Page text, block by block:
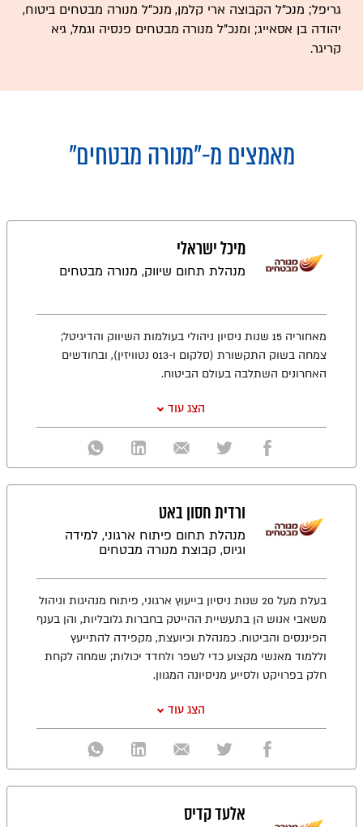
גריפל; מנכ"ל הקבוצה ארי קלמן, מנכ"ל מנורה מבטחים ביטוח,
יהודה בן אסאייג; ומנכ"ל מנורה מבטחים פנסיה וגמל, גיא
קריגר.
מאמצים מ-"מנורה מבטחים"
מיכל ישראלי
מנהלת תחום שיווק, מנורה מבטחים
מאחוריה 15 שנות ניסיון ניהולי בעולמות השיווק והדיגיטל;
צמחה בשוק התקשורת (סלקום ו-013 נטוויזין), ובחודשים
האחרונים השתלבה בעולם הביטוח.
הצג עוד
ורדית חסון באט
מנהלת תחום פיתוח ארגוני, למידה
וגיוס, קבוצת מנורה מבטחים
בעלת מעל 20 שנות ניסיון בייעוץ ארגוני, פיתוח מנהיגות וניהול
משאבי אנוש הן בתעשיית ההייטק בחברות גלובליות, והן בענף
הפיננסים והביטוח. כמנהלת וכיועצת, מקפידה להתייעץ
וללמוד מאנשי מקצוע כדי לשפר ולחדד יכולות; שמחה לקחת
חלק בפרויקט ולסייע מניסיונה המגוון.
הצג עוד
אלעד קדיס